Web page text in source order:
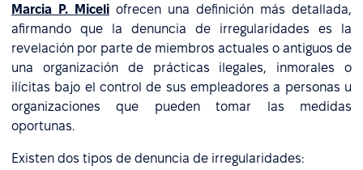
Marcia P. Miceli ofrecen una definición más detallada,
afirmando que la denuncia de irregularidades es la
revelación por parte de miembros actuales o antiguos de
una organización de prácticas ilegales, inmorales o
ilícitas bajo el control de sus empleadores a personas u
organizaciones que pueden tomar las medidas
oportunas.
Existen dos tipos de denuncia de irregularidades: